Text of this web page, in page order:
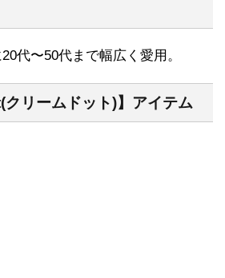
代〜50代まで幅広く愛用。
リームドット)】アイテム